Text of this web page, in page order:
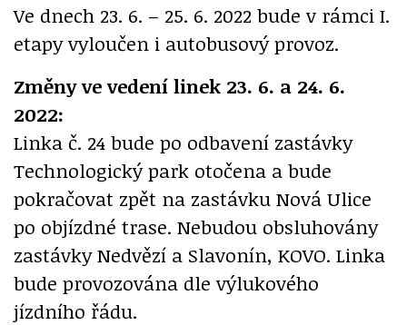
Ve dnech 23. 6. – 25. 6. 2022 bude v rámci I.
etapy vyloučen i autobusový provoz.
Změny ve vedení linek 23. 6. a 24. 6.
2022:
Linka č. 24 bude po odbavení zastávky
Technologický park otočena a bude
pokračovat zpět na zastávku Nová Ulice
po objízdné trase. Nebudou obsluhovány
zastávky Nedvězí a Slavonín, KOVO. Linka
bude provozována dle výlukového
jízdního řádu.